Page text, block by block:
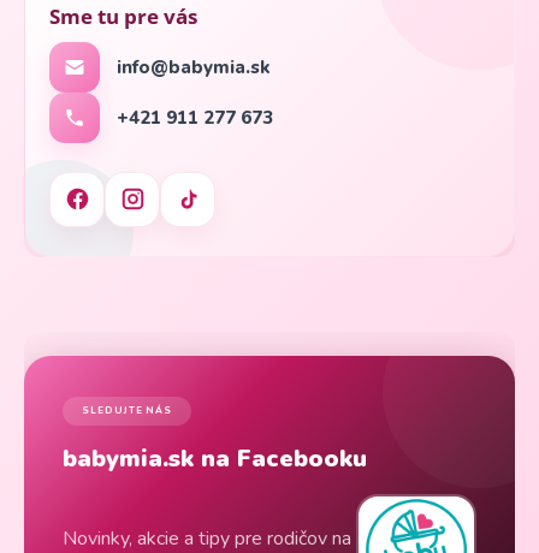
Sme tu pre vás
info@babymia.sk
+421 911 277 673
SLEDUJTE NÁS
babymia.sk na Facebooku
Novinky, akcie a tipy pre rodičov na